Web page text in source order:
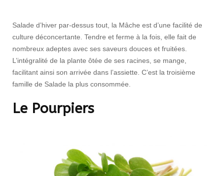
Salade d’hiver par-dessus tout, la Mâche est d’une facilité de
culture déconcertante. Tendre et ferme à la fois, elle fait de
nombreux adeptes avec ses saveurs douces et fruitées.
L’intégralité de la plante ôtée de ses racines, se mange,
facilitant ainsi son arrivée dans l’assiette. C’est la troisième
famille de Salade la plus consommée.
Le Pourpiers